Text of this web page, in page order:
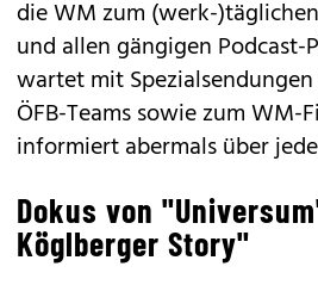
die WM zum (werk-
und allen gängigen Podcast-
wartet mit
ÖFB-Teams sowie zum WM-
informiert abermals über
Dokus von
Köglberger Story"